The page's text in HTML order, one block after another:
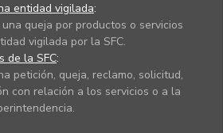
entidad vigilada:
queja por productos o servicios
vigilada por la SFC.
de la SFC:
petición, queja, reclamo, solicitud,
con relación a los servicios o a la